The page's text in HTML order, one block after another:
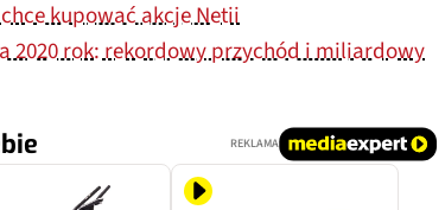
kupować akcje Netii
2020 rok: rekordowy przychód i miliardowy
REKLAMA